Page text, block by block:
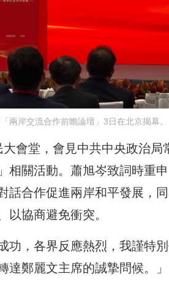
兩岸交流合作前瞻論壇」3日在北京揭幕。
會堂，會見中共中央政治局
相關活動。蕭旭岑致詞時重
話合作促進兩岸和平發展，
以協商避免衝突。
功，各界反應熱烈，我謹特
鄭麗文主席的誠摯問候。」